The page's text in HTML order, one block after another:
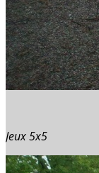
Jeux 5x5